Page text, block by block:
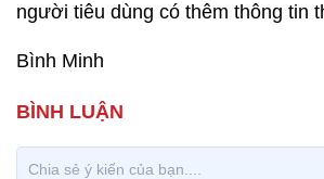
người tiêu dùng có thêm thông tin
Bình Minh